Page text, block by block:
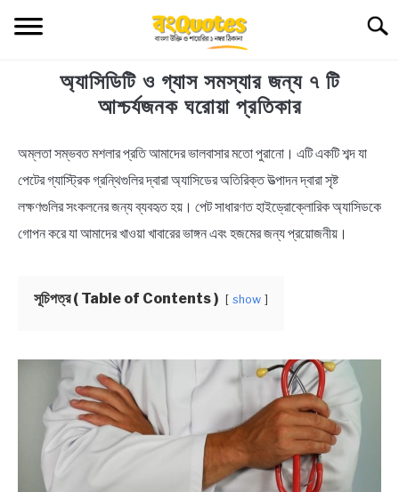
TECHNOLOGY
BIOGRAPHY
EDUCATIONAL
BENGALI LYRICS
BENGALI NAMES
অ্যাসিডিটি ও গ্যাস সমস্যার জন্য ৭ টি
আশ্চর্যজনক ঘরোয়া প্রতিকার
in
Health
Lifestyle
অম্লতা সম্ভবত মশলার প্রতি আমাদের ভালবাসার মতো পুরানো। এটি একটি শব্দ যা
পেটের গ্যাস্ট্রিক গ্রন্থিগুলির দ্বারা অ্যাসিডের অতিরিক্ত উত্পাদন দ্বারা সৃষ্ট
লক্ষণগুলির সংকলনের জন্য ব্যবহৃত হয়। পেট সাধারণত হাইড্রোক্লোরিক অ্যাসিডকে
গোপন করে যা আমাদের খাওয়া খাবারের ভাঙ্গন এবং হজমের জন্য প্রয়োজনীয়।
সূচিপত্র ( Table of Contents ) show